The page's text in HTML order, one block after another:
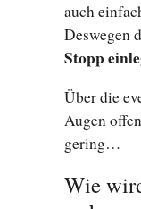
auch
Deswegen
Stopp
Über die
Augen
gering…
Wie